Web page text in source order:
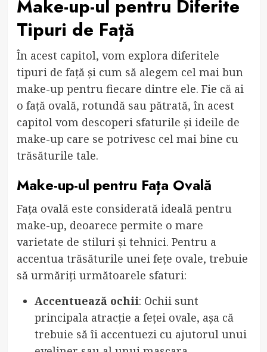
Make-up-ul pentru Diferite
Tipuri de Față
În acest capitol, vom explora diferitele
tipuri de față și cum să alegem cel mai bun
make-up pentru fiecare dintre ele. Fie că ai
o față ovală, rotundă sau pătrată, în acest
capitol vom descoperi sfaturile și ideile de
make-up care se potrivesc cel mai bine cu
trăsăturile tale.
Make-up-ul pentru Fața Ovală
Fața ovală este considerată ideală pentru
make-up, deoarece permite o mare
varietate de stiluri și tehnici. Pentru a
accentua trăsăturile unei fețe ovale, trebuie
să urmăriți următoarele sfaturi:
Accentuează ochii: Ochii sunt
principala atracție a feței ovale, așa că
trebuie să îi accentuezi cu ajutorul unui